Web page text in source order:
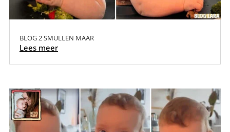
BLOG 2 SMULLEN MAAR
Lees meer